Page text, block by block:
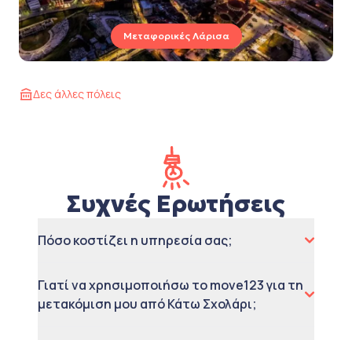
Μεταφορικές Λάρισα
Δες άλλες πόλεις
Συχνές Ερωτήσεις
Πόσο κοστίζει η υπηρεσία σας;
Γιατί να χρησιμοποιήσω το move123 για τη
μετακόμιση μου από Κάτω Σχολάρι;